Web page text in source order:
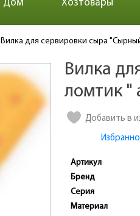
Дом Хозтовары
Вилка для сервировки сыра
Вилка
ломтик "
Добавить в
Артикул
Бренд
Серия
Материал
Количество